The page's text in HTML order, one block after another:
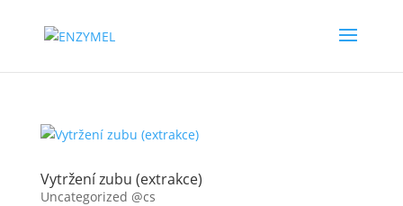
Vytržení zubu (extrakce)
Uncategorized @cs